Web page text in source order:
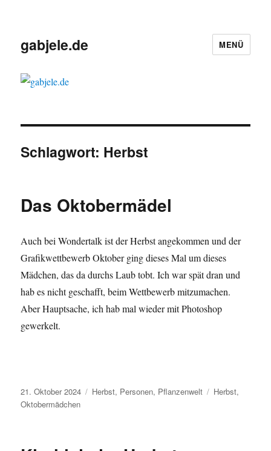
gabjele.de MENÜ
Schlagwort: Herbst
Das Oktobermädel
Auch bei Wondertalk ist der Herbst angekommen und der
Grafikwettbewerb Oktober ging dieses Mal um dieses
Mädchen, das da durchs Laub tobt. Ich war spät dran und
hab es nicht geschafft, beim Wettbewerb mitzumachen.
Aber Hauptsache, ich hab mal wieder mit Photoshop
gewerkelt.
Veröffentlicht
am
21. Oktober 2024 Kategorien
Herbst, Personen, Pflanzenwelt Schlagwörter
Herbst,
Oktobermädchen